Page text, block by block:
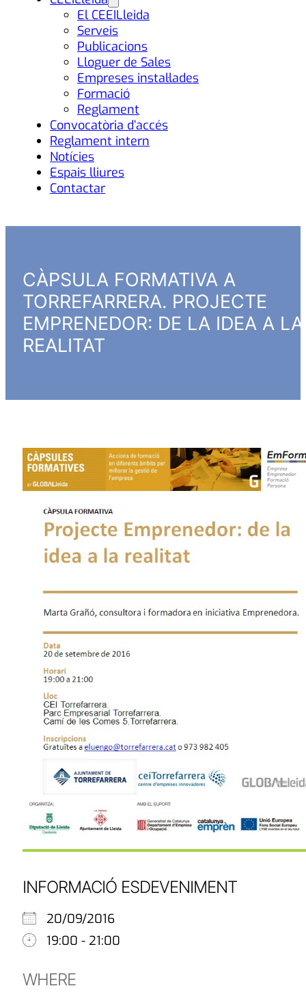
El CEEILleida
Serveis
Publicacions
Lloguer de Sales
Empreses instal·lades
Formació
Reglament
Convocatòria d’accés
Reglament intern
Notícies
Espais lliures
Contactar
CÀPSULA FORMATIVA A
TORREFARRERA. PROJECTE
EMPRENEDOR: DE LA IDEA A LA
REALITAT
INFORMACIÓ ESDEVENIMENT
20/09/2016
19:00 - 21:00
WHERE